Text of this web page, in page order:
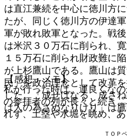
ＴＯＰ
【感想・メモ】
私が行った時は、運良くな
の参拝者の列が長々と続き
れず、土塁や水堀を眺め、
は直江兼続を中心に徳川方
たが、同じく徳川方の伊達
軍が敗れ敗軍となった。戦
は米沢３０万石に削られ、
１５万石に削られ財政難に
が上杉鷹山である。鷹山は
民」を政治理念として改革
した。「成せばなる 成さ
は人の為さぬなりけり」は